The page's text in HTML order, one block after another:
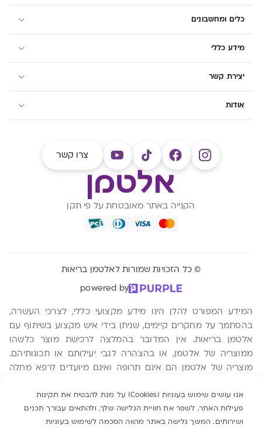
כלים ומחשבונים
מידע כללי
יצירת קשר
אודות
צרו קשר
הקנייה באתר מאובטחת על פי תקן
© כל הזכויות שמורות לאלטמן בריאות
powered by
המידע המפורט להלן הינו מידע מקצועי כללי, לצרכי העשרה,
בהסתמך על מחקרים קיימים, שניתן בידי איש מקצוע בשיתוף עם
אלטמן בריאות. אין המדובר בהמלצה לרכישת מוצר כלשהו
ממוצריה של אלטמן, או בהצהרה לגבי יעילותם או תכונותיהם.
מוצריה של אלטמן הם אינם תרופה ואינם מיועדים לרפא מחלה
הקורא בלבד ומומלץ להתייעץ עם רופא מוסמך טרם רכישת מוצר
כלשהו. אלטמן בריאות שותפות כללית, ח.פ 540219987. משה
אביב 2 ת.ד 760 אור יהודה 6025603
אנו עושים שימוש בעוגיות (Cookies) על מנת להבטיח את תקינות
פעילות האתר, לשפר את חוויית הגלישה שלך, ולהתאים עבורך תכנים
ושירותים. המשך גלישה באתר מהווה הסכמה לשימוש בעוגיות